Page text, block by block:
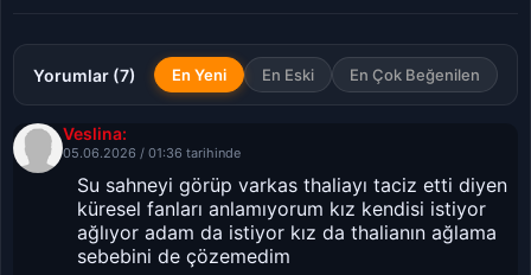
Yorumlar (7) En Yeni En Eski En Çok Beğenilen
Veslina:
05.06.2026 / 01:36 tarihinde
Su sahneyi görüp varkas thaliayı taciz etti diyen
küresel fanları anlamıyorum kız kendisi istiyor
ağlıyor adam da istiyor kız da thalianın ağlama
sebebini de çözemedim